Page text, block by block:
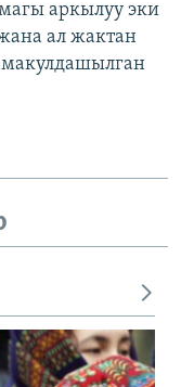
аркылуу эки
ал жактан
макулдашылган